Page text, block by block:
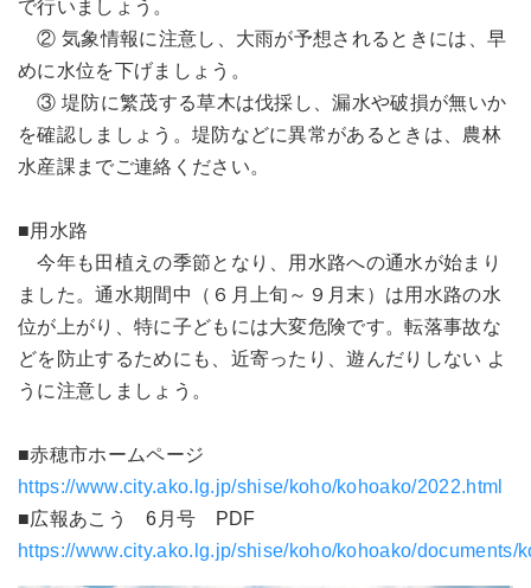
で行いましょう。
② 気象情報に注意し、大雨が予想されるときには、早
めに水位を下げましょう。
③ 堤防に繁茂する草木は伐採し、漏水や破損が無いか
を確認しましょう。堤防などに異常があるときは、農林
水産課までご連絡ください。
■用水路
今年も田植えの季節となり、用水路への通水が始まり
ました。通水期間中（６月上旬～９月末）は用水路の水
位が上がり、特に子どもには大変危険です。転落事故な
どを防止するためにも、近寄ったり、遊んだりしない よ
うに注意しましょう。
■赤穂市ホームページ
https://www.city.ako.lg.jp/shise/koho/kohoako/2022.html
■広報あこう 6月号 PDF
https://www.city.ako.lg.jp/shise/koho/kohoako/documents/